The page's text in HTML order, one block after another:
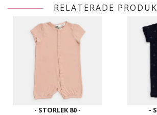
RELATERADE
- STORLEK 80 -
-